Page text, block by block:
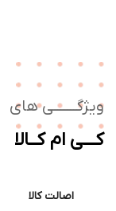
های
ام کــالا
اصالت کالا